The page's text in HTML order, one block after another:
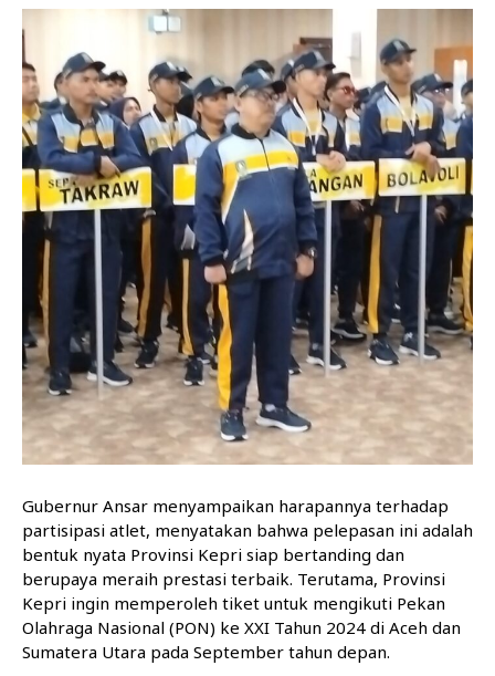
Gubernur Ansar menyampaikan harapannya terhadap
partisipasi atlet, menyatakan bahwa pelepasan ini adalah
bentuk nyata Provinsi Kepri siap bertanding dan
berupaya meraih prestasi terbaik. Terutama, Provinsi
Kepri ingin memperoleh tiket untuk mengikuti Pekan
Olahraga Nasional (PON) ke XXI Tahun 2024 di Aceh dan
Sumatera Utara pada September tahun depan.